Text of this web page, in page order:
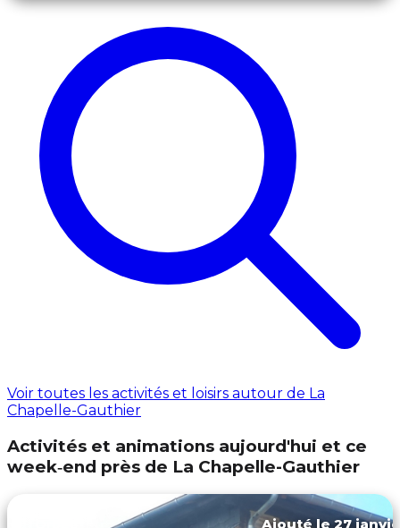
Voir toutes les activités et loisirs autour de La
Chapelle-Gauthier
Activités et animations aujourd'hui et ce
week‑end près de La Chapelle-Gauthier
Ajouté le 27